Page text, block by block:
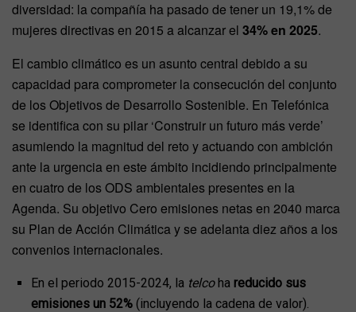
diversidad: la compañía ha pasado de tener un 19,1% de
mujeres directivas en 2015 a alcanzar el 34% en 2025.
El cambio climático es un asunto central debido a su
capacidad para comprometer la consecución del conjunto
de los Objetivos de Desarrollo Sostenible. En Telefónica
se identifica con su pilar ‘Construir un futuro más verde’
asumiendo la magnitud del reto y actuando con ambición
ante la urgencia en este ámbito incidiendo principalmente
en cuatro de los ODS ambientales presentes en la
Agenda. Su objetivo Cero emisiones netas en 2040 marca
su Plan de Acción Climática y se adelanta diez años a los
convenios internacionales.
En el periodo 2015-2024, la telcoha reducido sus
emisiones un 52% (incluyendo la cadena de valor).